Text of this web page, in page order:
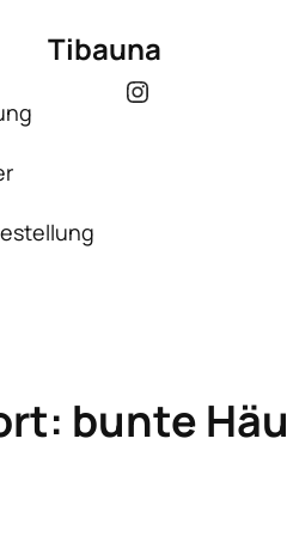
Tibauna
Instagram
bunte